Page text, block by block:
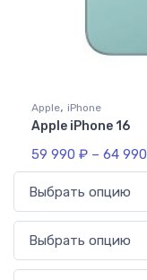
Apple, iPhone
Apple iPhone 16
59 990 ₽ – 64 990